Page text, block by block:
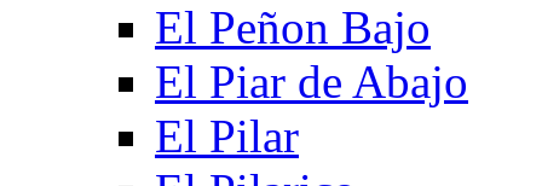
El Peñon Bajo
El Piar de Abajo
El Pilar